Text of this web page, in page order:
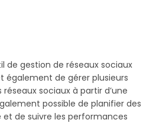
de gestion de réseaux sociaux
également de gérer plusieurs
sociaux à partir d’une
possible de planifier des
et de suivre les performances